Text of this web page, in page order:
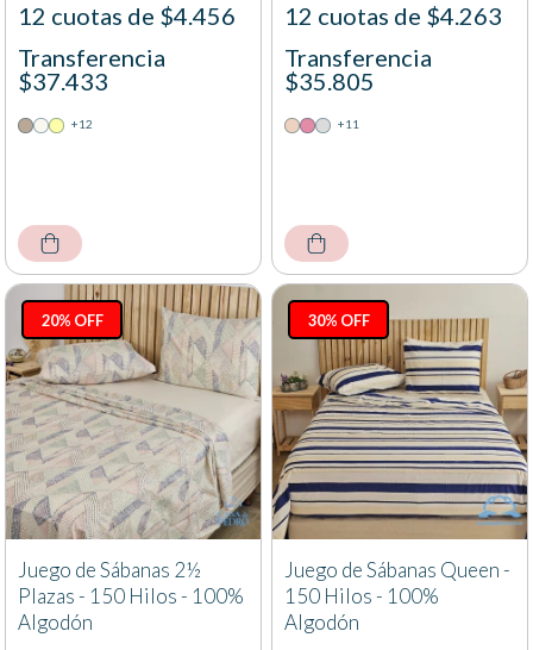
12 cuotas de $4.456
Transferencia
$37.433
+12
12 cuotas de $4.263
Transferencia
$35.805
+11
20% OFF
Juego de Sábanas 2½
Plazas - 150 Hilos - 100%
Algodón
30% OFF
Juego de Sábanas Queen -
150 Hilos - 100%
Algodón